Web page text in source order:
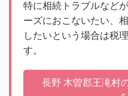
特に相続トラブルなど
ーズにおこないたい、
したいという場合は税
す。
長野 木曽郡王滝村